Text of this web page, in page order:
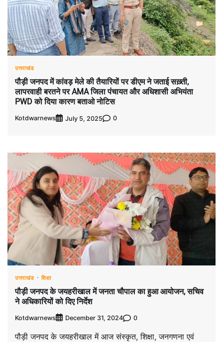
उत्तराखंड
पौड़ी जनपद में कांवड़ मेले की तैयारियों पर डीएम ने जताई सख़्ती,
लापरवाही बरतने पर AMA जिला पंचायत और अधिशासी अभियंता
PWD को दिया कारण बताओ नोटिस
Kotdwarnews July 5, 2025 0
उत्तराखंड शिक्षा
पौड़ी जनपद के जयहरीखाल में जनता चौपाल का हुआ आयोजन, सचिव
ने अधिकारियों को दिए निर्देश
Kotdwarnews December 31, 2024 0
पौड़ी जनपद के जयहरीखाल में आज संस्कृत, शिक्षा, जनगणना एवं